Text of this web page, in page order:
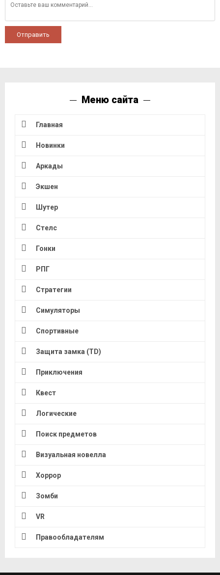
Отправить
Меню сайта
Главная
Новинки
Аркады
Экшен
Шутер
Стелс
Гонки
РПГ
Стратегии
Симуляторы
Спортивные
Защита замка (TD)
Приключения
Квест
Логические
Поиск предметов
Визуальная новелла
Хоррор
Зомби
VR
Правообладателям